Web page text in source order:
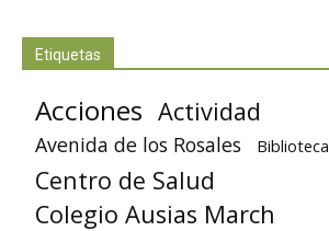
Etiquetas
Acciones Actividad
Avenida de los Rosales Biblioteca
Centro de Salud
Colegio Ausias March